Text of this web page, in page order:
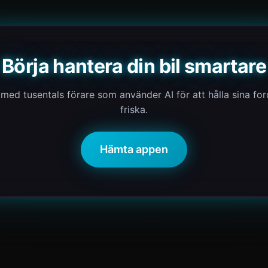
Börja hantera din bil smartare
tusentals förare som använder AI för att hålla sina
friska.
Hämta appen